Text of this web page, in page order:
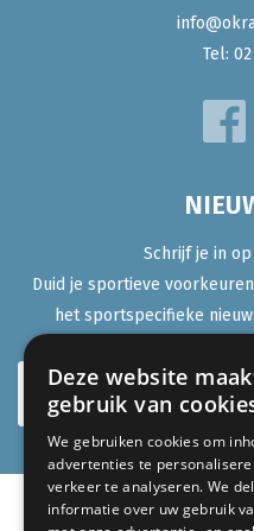
Tel:
Schrijf je in
Duid je sportieve
het sportspecifieke
Deze website
gebruik van
We gebruiken cookies om
advertenties te
verkeer te analyseren. We
informatie over uw gebruik